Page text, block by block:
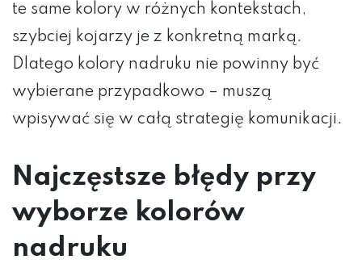
te same kolory w różnych kontekstach,
szybciej kojarzy je z konkretną marką.
Dlatego kolory nadruku nie powinny być
wybierane przypadkowo – muszą
wpisywać się w całą strategię komunikacji.
Najczęstsze błędy przy
wyborze kolorów
nadruku